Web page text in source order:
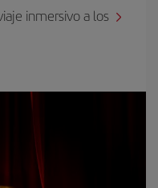
inmersivo a los